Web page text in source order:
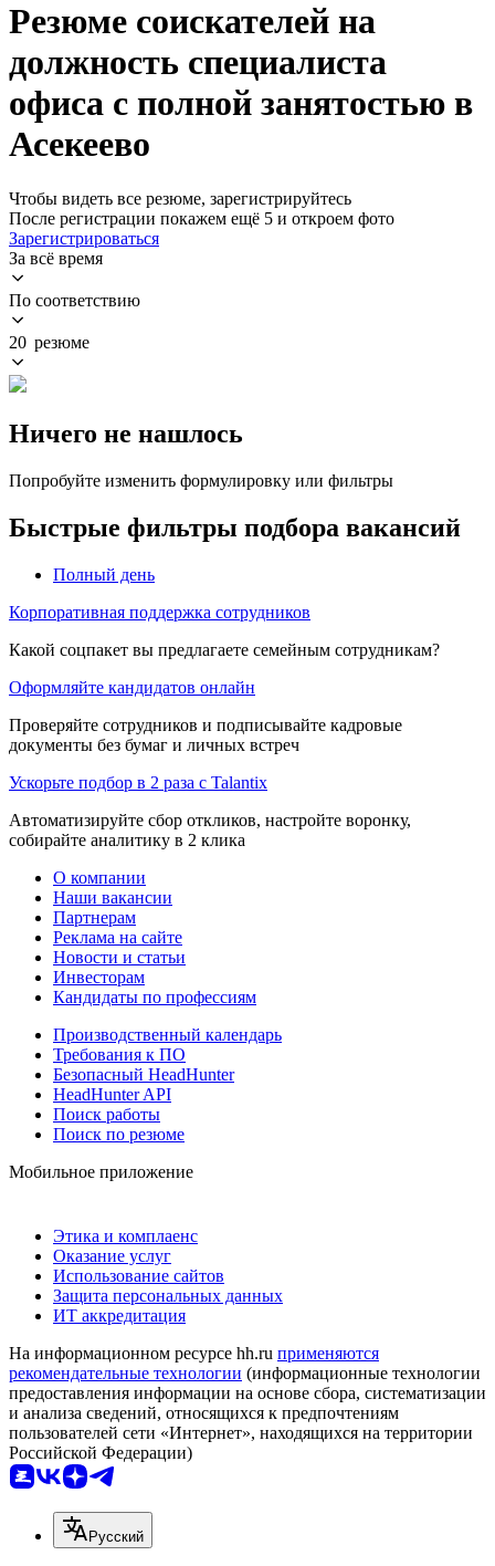
Резюме соискателей на
должность специалиста
офиса с полной занятостью в
Асекеево
Чтобы видеть все резюме, зарегистрируйтесь
После регистрации покажем ещё 5 и откроем фото
Зарегистрироваться
За всё время
По соответствию
20 резюме
Ничего не нашлось
Попробуйте изменить формулировку или фильтры
Быстрые фильтры подбора вакансий
Полный день
Корпоративная поддержка сотрудников
Какой соцпакет вы предлагаете семейным сотрудникам?
Оформляйте кандидатов онлайн
Проверяйте сотрудников и подписывайте кадровые
документы без бумаг и личных встреч
Ускорьте подбор в 2 раза с Talantix
Автоматизируйте сбор откликов, настройте воронку,
собирайте аналитику в 2 клика
О компании
Наши вакансии
Партнерам
Реклама на сайте
Новости и статьи
Инвесторам
Кандидаты по профессиям
Производственный календарь
Требования к ПО
Безопасный HeadHunter
HeadHunter API
Поиск работы
Поиск по резюме
Мобильное приложение
Этика и комплаенс
Оказание услуг
Использование сайтов
Защита персональных данных
ИТ аккредитация
На информационном ресурсе hh.ru применяются
рекомендательные технологии (информационные технологии
предоставления информации на основе сбора, систематизации
и анализа сведений, относящихся к предпочтениям
пользователей сети «Интернет», находящихся на территории
Российской Федерации)
Русский